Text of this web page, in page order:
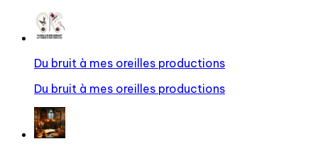
Du bruit à mes oreilles productions
Du bruit à mes oreilles productions